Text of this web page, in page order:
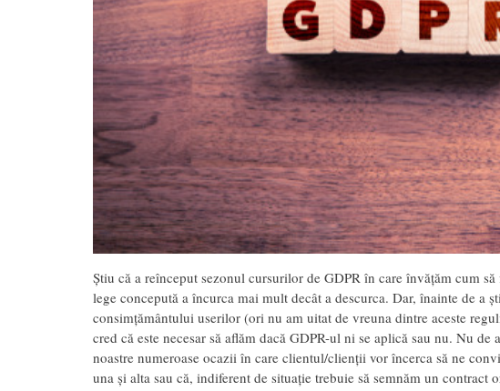
Știu că a reînceput sezonul cursurilor de GDPR în care învățăm cum
lege concepută a încurca mai mult decât a descurca. Dar, înainte de a
consimțământului userilor (ori nu am uitat de vreuna dintre aceste
cred că este necesar să aflăm dacă GDPR-ul ni se aplică sau nu. Nu
noastre numeroase ocazii în care clientul/clienții vor încerca să ne
una și alta sau că, indiferent de situație trebuie să semnăm un contract